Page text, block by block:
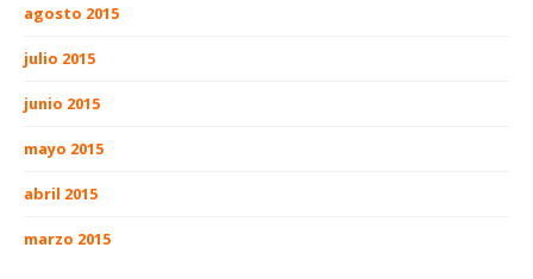
agosto 2015
julio 2015
junio 2015
mayo 2015
abril 2015
marzo 2015